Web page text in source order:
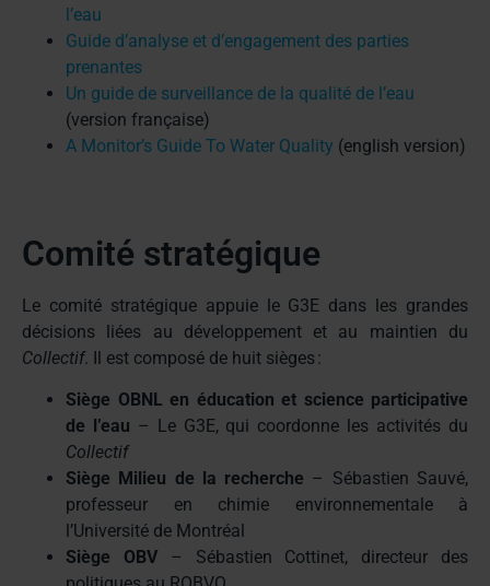
l’eau
Guide d’analyse et d’engagement des parties
prenantes
Un guide de surveillance de la qualité de l’eau
(version française)
A Monitor’s Guide To Water Quality (english version)
Comité stratégique
Le comité stratégique appuie le G3E dans les grandes
décisions liées au développement et au maintien du
Collectif. Il est composé de huit sièges :
Siège OBNL en éducation et science participative
de l’eau – Le G3E, qui coordonne les activités du
Collectif
Siège Milieu de la recherche – Sébastien Sauvé,
professeur en chimie environnementale à
l’Université de Montréal
Siège OBV– Sébastien Cottinet, directeur des